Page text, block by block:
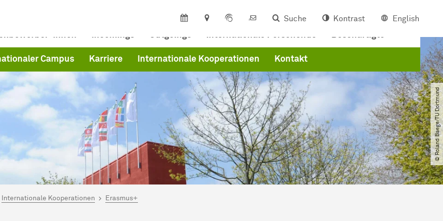
Suche Kontrast English
Incomings Outgoings Internationale Forschende Beschäftigte
Campus Karriere Internationale Kooperationen Kontakt
© Roland Baege​/​TU Dortmund
hier:
Internationales
Internationale Kooperationen Erasmus+